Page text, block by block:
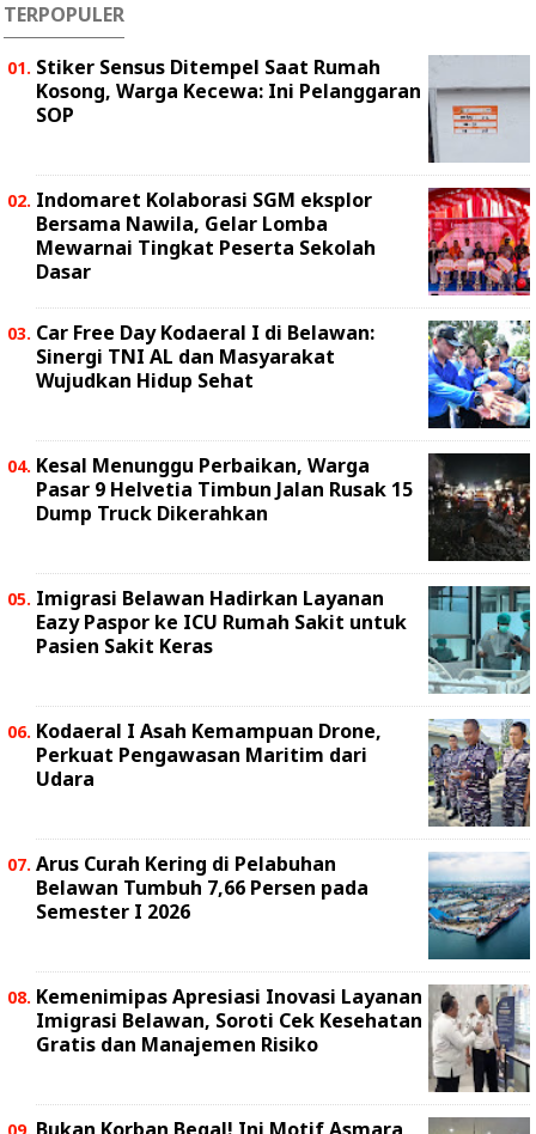
TERPOPULER
Stiker Sensus Ditempel Saat Rumah
Kosong, Warga Kecewa: Ini Pelanggaran
SOP
Indomaret Kolaborasi SGM eksplor
Bersama Nawila, Gelar Lomba
Mewarnai Tingkat Peserta Sekolah
Dasar
Car Free Day Kodaeral I di Belawan:
Sinergi TNI AL dan Masyarakat
Wujudkan Hidup Sehat
Kesal Menunggu Perbaikan, Warga
Pasar 9 Helvetia Timbun Jalan Rusak 15
Dump Truck Dikerahkan
Imigrasi Belawan Hadirkan Layanan
Eazy Paspor ke ICU Rumah Sakit untuk
Pasien Sakit Keras
Kodaeral I Asah Kemampuan Drone,
Perkuat Pengawasan Maritim dari
Udara
Arus Curah Kering di Pelabuhan
Belawan Tumbuh 7,66 Persen pada
Semester I 2026
Kemenimipas Apresiasi Inovasi Layanan
Imigrasi Belawan, Soroti Cek Kesehatan
Gratis dan Manajemen Risiko